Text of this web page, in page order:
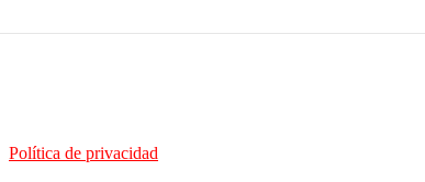
Política de privacidad